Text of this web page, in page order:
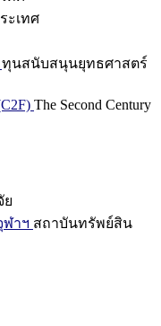
ะเทศ
ทุนสนับสนุนยุทธศาสตร์
The Second Century
ย
าฯ สถาบันทรัพย์สิน